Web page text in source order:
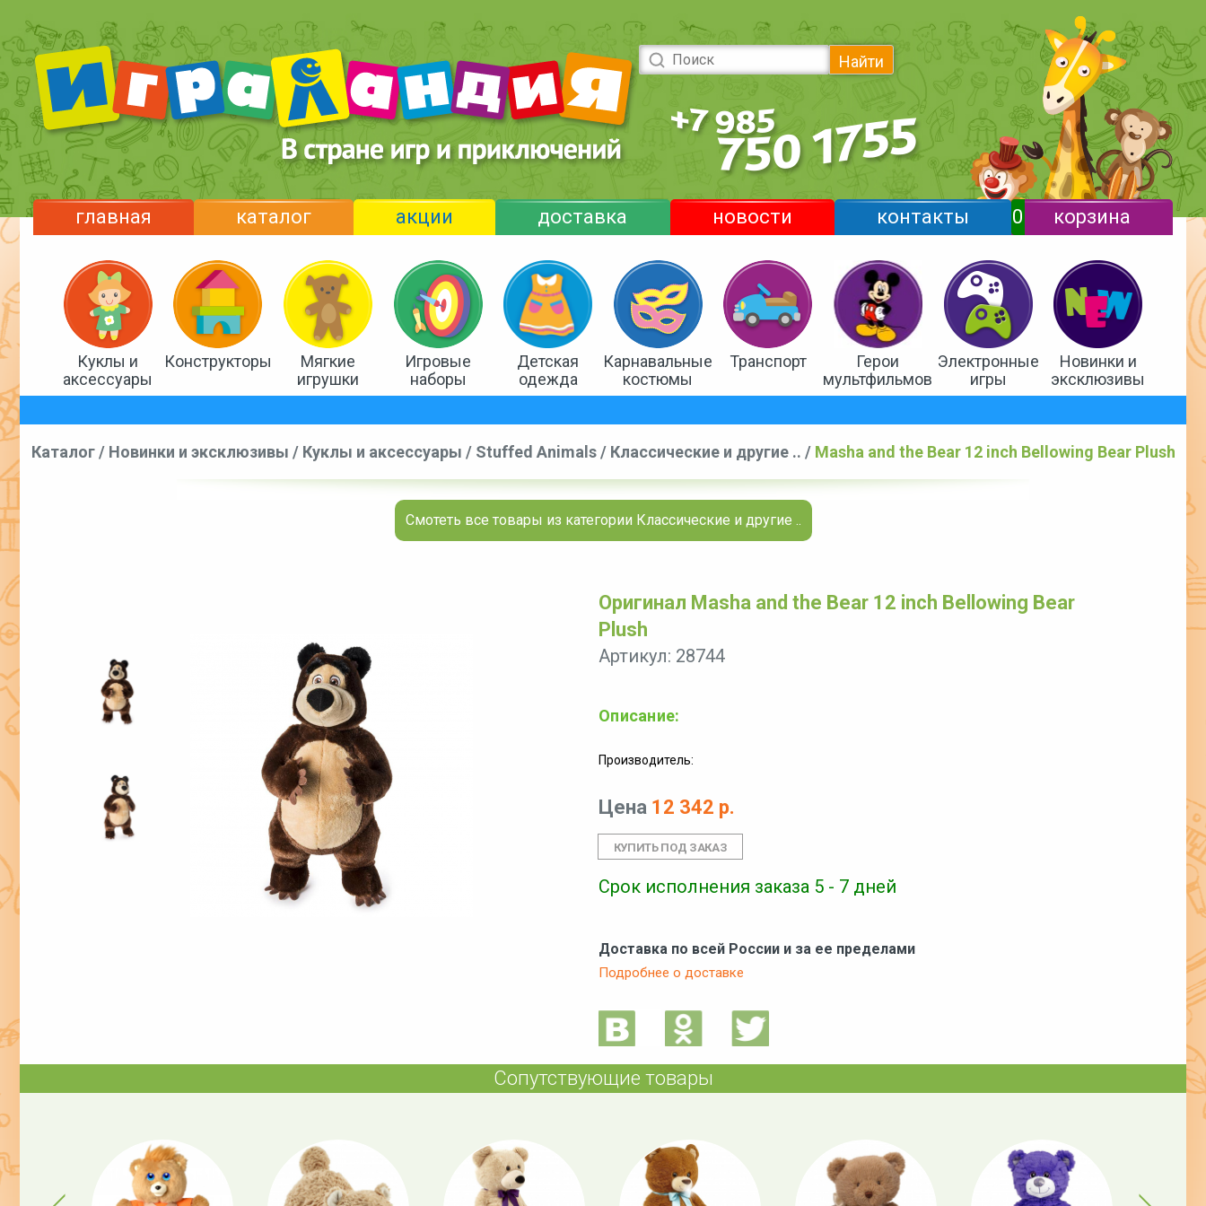
Найти
главная каталог акции доставка новости контакты 0 корзина
Куклы и
аксессуары
Конструкторы
Мягкие
игрушки
Игровые
наборы
Детская
одежда
Карнавальные
костюмы
Транспорт
Герои
мультфильмов
Электронные
игры
Новинки и
эксклюзивы
Каталог/ Новинки и эксклюзивы / Куклы и аксессуары / Stuffed Animals/ Классические и другие .. / Masha and the Bear 12 inch Bellowing Bear Plush
Смотеть все товары из категории Классические и другие ..
Оригинал Masha and the Bear 12 inch Bellowing Bear
Plush
Артикул: 28744
Описание:
Производитель:
Цена 12 342 р.
Срок исполнения заказа 5 - 7 дней
Доставка по всей России и за ее пределами
Подробнее о доставке
Сопутствующие товары